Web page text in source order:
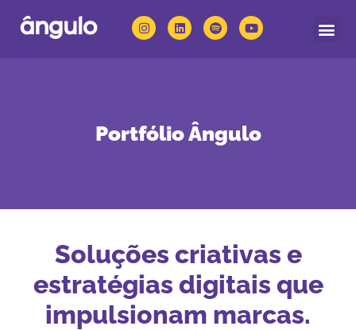
Portfólio Ângulo
Soluções criativas e
estratégias digitais que
impulsionam marcas.